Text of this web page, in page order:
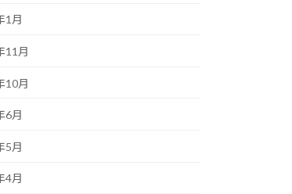
1月
11月
10月
6月
5月
4月